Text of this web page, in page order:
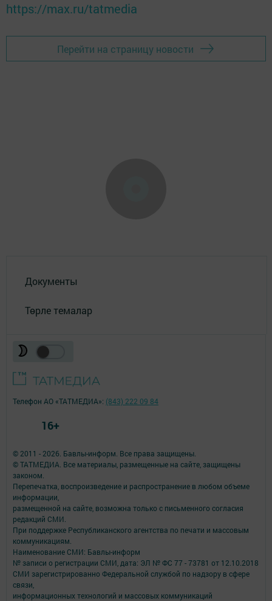
https://max.ru/tatmedia
Перейти на страницу новости
Документы
Төрле темалар
© 2011 - 2026. Бавлы-информ. Все права защищены.
© ТАТМЕДИА. Все материалы, размещенные на сайте, защищены
законом.
Перепечатка, воспроизведение и распространение в любом объеме
информации,
размещенной на сайте, возможна только с письменного согласия
редакций СМИ.
При поддержке Республиканского агентства по печати и массовым
коммуникациям.
Наименование СМИ: Бавлы-информ
№ записи о регистрации СМИ, дата: ЭЛ № ФС 77 - 73781 от 12.10.2018
СМИ зарегистрированно Федеральной службой по надзору в сфере
связи,
информационных технологий и массовых коммуникаций
Телефон АО «ТАТМЕДИА»: (843) 222 09 84
16+